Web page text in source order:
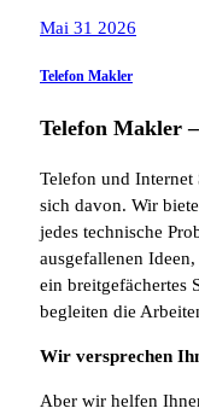
Mai 31 2026
Telefon Makler
Telefon Makler
Telefon und Internet
sich davon. Wir
jedes technische
ausgefallenen
ein breitgefächertes
begleiten die
Wir versprechen
Aber wir helfen